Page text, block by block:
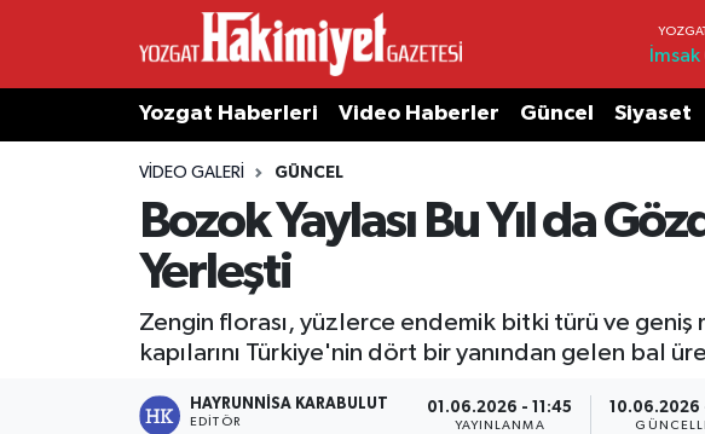
İmsak
Yozgat Haberleri Video Haberler Güncel Siyaset
VIDEO GALERI GÜNCEL
Bozok Yaylası Bu Yıl da
Yerleşti
Zengin florası, yüzlerce endemik bitki türü ve geniş
kapılarını Türkiye'nin dört bir yanından gelen bal
HAYRUNNISA KARABULUT
EDITÖR
01.06.2026 - 11:45
YAYINLANMA
10.06.2026